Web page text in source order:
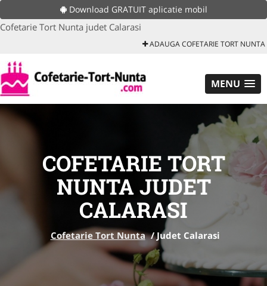
Download GRATUIT aplicatie mobil
Cofetarie Tort Nunta judet Calarasi
ADAUGA COFETARIE TORT NUNTA
MENU
COFETARIE TORT
NUNTA JUDET
CALARASI
Cofetarie Tort Nunta /Judet Calarasi